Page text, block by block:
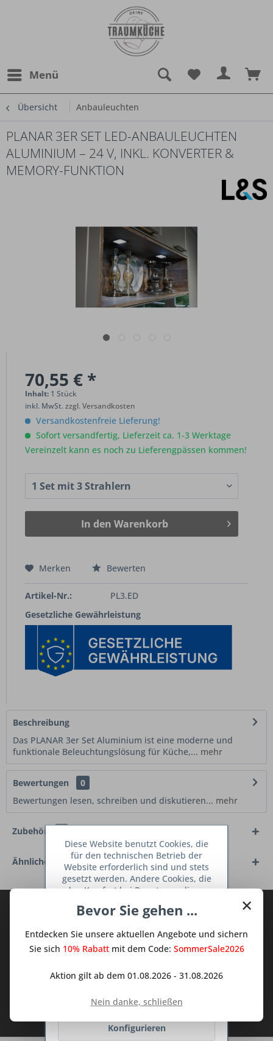
Menü
Übersicht Anbauleuchten
PLANAR 3ER SET LED-ANBAULEUCHTEN
ALUMINIUM – 24 V, INKL. KONVERTER &
MEMORY-FUNKTION
70,55 € *
Inhalt: 1 Stück
inkl. MwSt.zzgl. Versandkosten
Versandkostenfreie Lieferung!
Sofort versandfertig, Lieferzeit ca. 1-3 Werktage
Vereinzelt kann es noch zu Lieferengpässen kommen!
In den Warenkorb
Merken Bewerten
Artikel-Nr.:
PL3.ED
Gesetzliche Gewährleistung
Beschreibung
Das PLANAR 3er Set Aluminium ist eine moderne und
funktionale Beleuchtungslösung für Küche,... mehr
Bewertungen
0
Bewertungen lesen, schreiben und diskutieren... mehr
Zubehör
Ähnliche Artikel
Abonnieren Sie den kostenlosen Deine
Sie keine Neuigkeit oder Aktion mehr aus
dem Traum Küchen - Shop.
Ich habe dieDatenschutzbestimmungen
zur Kenntnis genommen.
×
Bevor Sie gehen ...
Entdecken Sie unsere aktuellen Angebote und sichern
Sie sich 10% Rabattmit dem Code: SommerSale2026
Aktion gilt ab dem 01.08.2026 - 31.08.2026
Nein danke, schließen
Diese Website benutzt Cookies, die
für den technischen Betrieb der
Website erforderlich sind und stets
gesetzt werden. Andere Cookies, die
den Komfort bei Benutzung dieser
dienen oder die Interaktion mit
Netzwerken vereinfachen sollen,
werden nur mit Ihrer Zustimmung
Ablehnen
Konfigurieren